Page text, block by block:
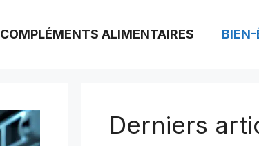
COMPLÉMENTS ALIMENTAIRES BIEN-
Derniers